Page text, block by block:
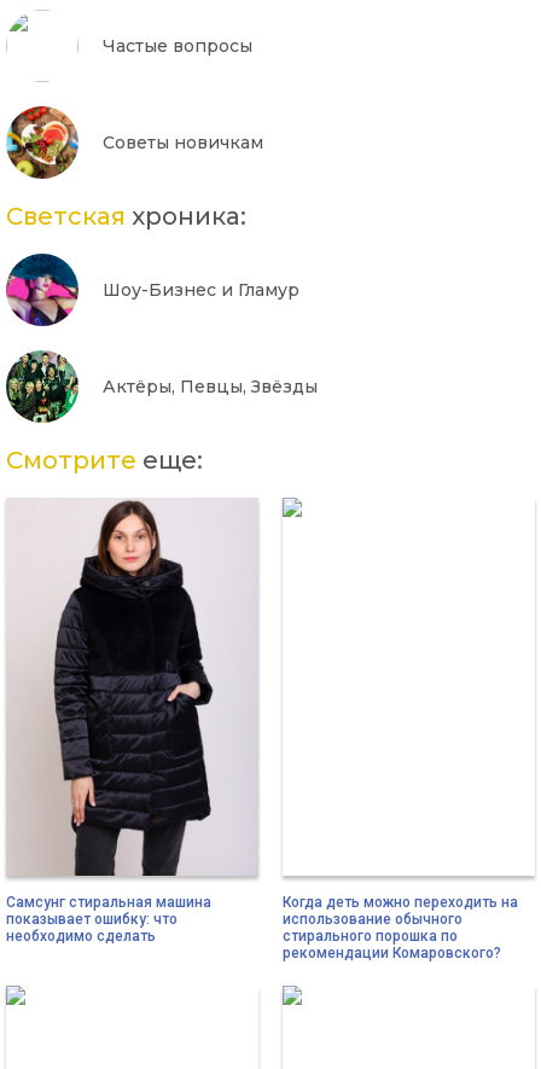
Частые вопросы
Советы новичкам
Светская хроника:
Шоу-Бизнес и Гламур
Актёры, Певцы, Звёзды
Смотрите еще:
Самсунг стиральная машина
показывает ошибку: что
необходимо сделать
Когда деть можно переходить на
использование обычного
стирального порошка по
рекомендации Комаровского?